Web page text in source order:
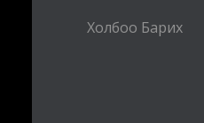
Холбоо Барих